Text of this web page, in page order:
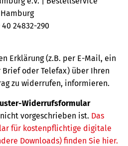
24832-290
Erklärung (z.B. per E-Mail, ein
oder Telefax) über Ihren
zu widerrufen, informieren.
Widerrufsformular
vorgeschrieben ist. Das
für kostenpflichtige digitale
Downloads) finden Sie hier.